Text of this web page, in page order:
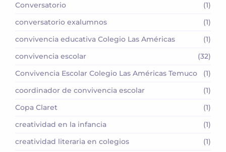
Conversatorio
(1)
conversatorio exalumnos
(1)
convivencia educativa Colegio Las Américas
(1)
convivencia escolar
(32)
Convivencia Escolar Colegio Las Américas Temuco
(1)
coordinador de convivencia escolar
(1)
Copa Claret
(1)
creatividad en la infancia
(1)
creatividad literaria en colegios
(1)